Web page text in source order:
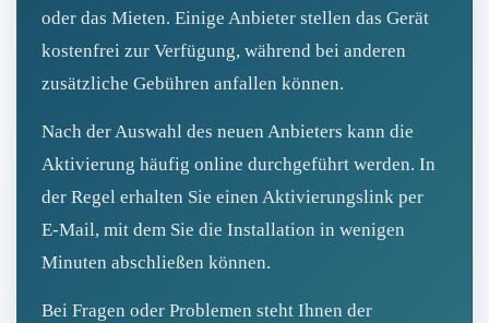
oder das Mieten. Einige Anbieter stellen das Gerät
kostenfrei zur Verfügung, während bei anderen
zusätzliche Gebühren anfallen können.
Nach der Auswahl des neuen Anbieters kann die
Aktivierung häufig online durchgeführt werden. In
der Regel erhalten Sie einen Aktivierungslink per
E‑Mail, mit dem Sie die Installation in wenigen
Minuten abschließen können.
Bei Fragen oder Problemen steht Ihnen der